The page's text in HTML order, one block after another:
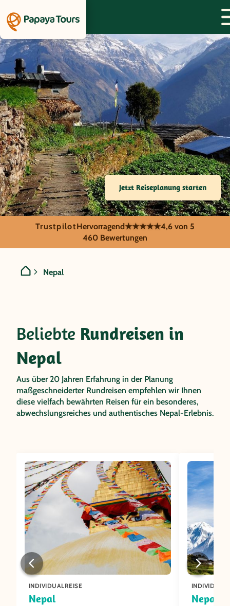
INDIVIDUALREISEN IN
Nepal
TrustpilotHervorragend★★★★★4,6 von 5
460 Bewertungen
Nepal
Jetzt Reiseplanung starten
Beliebte Rundreisen in
Nepal
Aus über 20 Jahren Erfahrung in der Planung
maßgeschneiderter Rundreisen empfehlen wir Ihnen
diese vielfach bewährten Reisen für ein besonderes,
abwechslungsreiches und authentisches Nepal-Erlebnis.
INDIVIDUALREISE
Nepal Nepal